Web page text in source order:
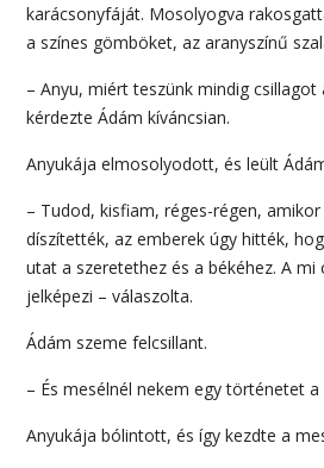
karácsonyfáját. Mosolyogva
a színes gömböket, az aranyszínű
– Anyu, miért teszünk mindig csillagot
kérdezte Ádám kíváncsian.
Anyukája elmosolyodott, és leült
– Tudod, kisfiam, réges-régen,
díszítették, az emberek úgy hitték,
utat a szeretethez és a békéhez. A mi
jelképezi – válaszolta.
Ádám szeme felcsillant.
– És mesélnél nekem egy történetet a
Anyukája bólintott, és így kezdte a